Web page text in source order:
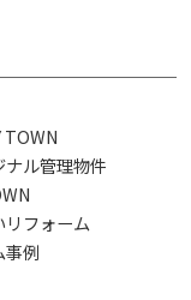
TOWN
ナル管理物件
リフォーム
事例